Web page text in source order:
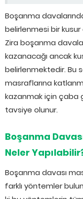
Boşanma
belirlenmesi bir
Zira boşanma
kazanacağı ancak
belirlenmektedir. Bu
masraflarına
kazanmak için çaba
tavsiye olunur.
Boşanma
Neler
Boşanma davası
farklı yöntemler